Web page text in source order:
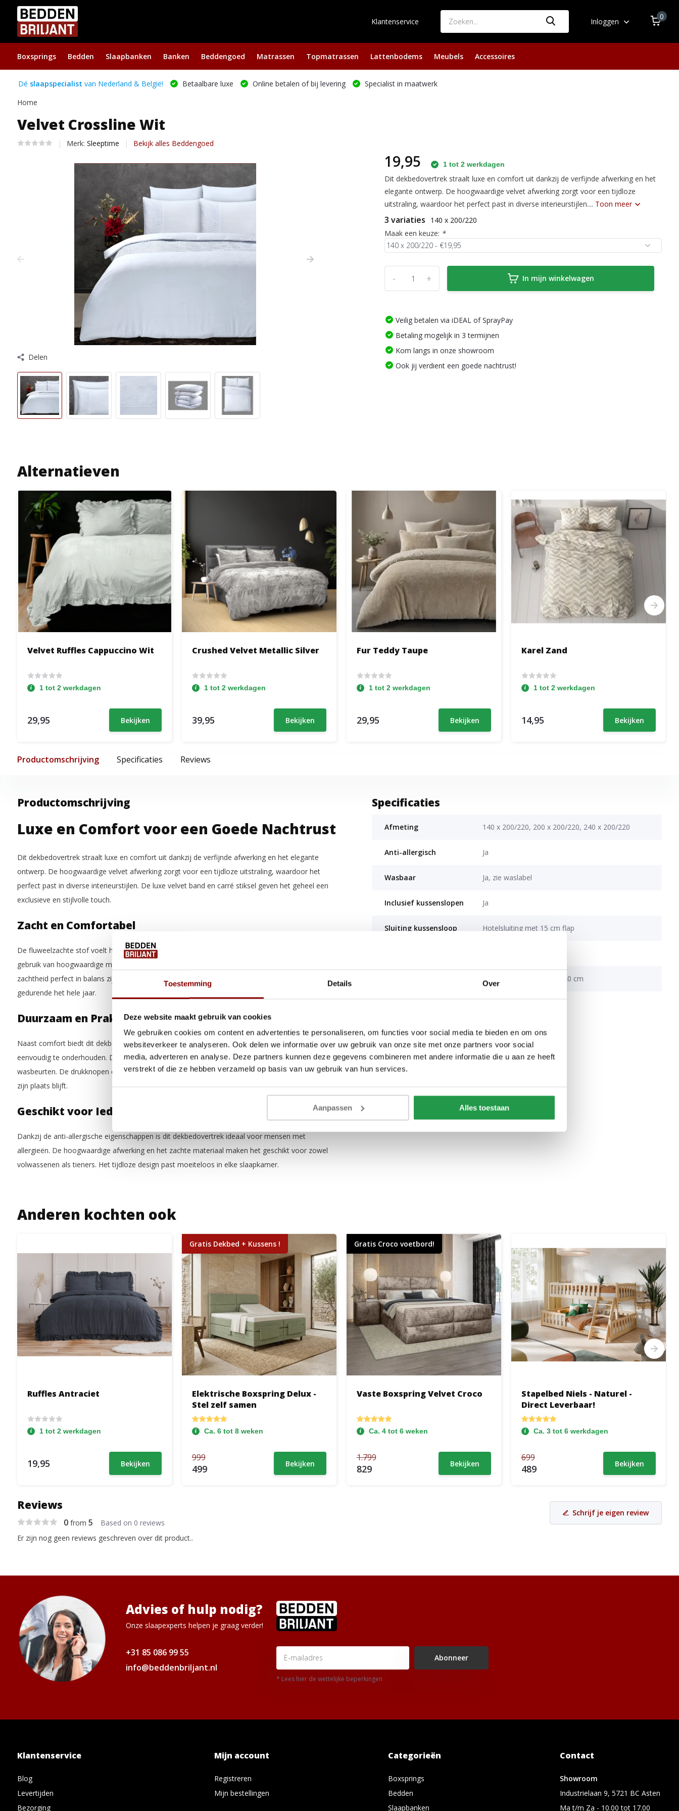
Toestemming Details Over
Deze website maakt gebruik van cookies
We gebruiken cookies om content en advertenties te personaliseren, om functies voor social media te bieden en om ons
websiteverkeer te analyseren. Ook delen we informatie over uw gebruik van onze site met onze partners voor social
media, adverteren en analyse. Deze partners kunnen deze gegevens combineren met andere informatie die u aan ze heeft
verstrekt of die ze hebben verzameld op basis van uw gebruik van hun services.
Aanpassen Alles toestaan
Klantenservice Inloggen
0
Boxsprings Bedden Slaapbanken Banken Beddengoed Matrassen Topmatrassen Lattenbodems Meubels Accessoires
Dé slaapspecialist van Nederland & België! Betaalbare luxe Online betalen of bij levering
Specialist in maatwerk
Home
Velvet Crossline Wit
Merk: Sleeptime Bekijk alles Beddengoed
Delen
19,95 1 tot 2 werkdagen
Dit dekbedovertrek straalt luxe en comfort uit dankzij de verfijnde afwerking en het
elegante ontwerp. De hoogwaardige velvet afwerking zorgt voor een tijdloze
uitstraling, waardoor het perfect past in diverse interieurstijlen.... Toon meer
3 variaties
140 x 200/220
Maak een keuze: *
+
- In mijn winkelwagen
Veilig betalen via iDEAL of SprayPay
Betaling mogelijk in 3 termijnen
Kom langs in onze showroom
Ook jij verdient een goede nachtrust!
Alternatieven
Velvet Ruffles Cappuccino Wit
1 tot 2 werkdagen
29,95 Bekijken
Crushed Velvet Metallic Silver
1 tot 2 werkdagen
39,95 Bekijken
Fur Teddy Taupe
1 tot 2 werkdagen
29,95 Bekijken
Karel Zand
1 tot 2 werkdagen
14,95 Bekijken
Productomschrijving Specificaties Reviews
Productomschrijving
Luxe en Comfort voor een Goede Nachtrust
Dit dekbedovertrek straalt luxe en comfort uit dankzij de verfijnde afwerking en het elegante
ontwerp. De hoogwaardige velvet afwerking zorgt voor een tijdloze uitstraling, waardoor het
perfect past in diverse interieurstijlen. De luxe velvet band en carré stiksel geven het geheel een
exclusieve en stijlvolle touch.
Zacht en Comfortabel
De fluweelzachte stof voelt heerlijk aan op de huid en biedt optimaal slaapcomfort. Dankzij het
gebruik van hoogwaardige materialen ervaar je een aangename nachtrust, waarbij warmte en
zachtheid perfect in balans zijn. De ademende stof draagt bij aan een prettig slaapklimaat
gedurende het hele jaar.
Duurzaam en Praktisch
Naast comfort biedt dit dekbedovertrek ook praktische voordelen. Het is wasbaar op 40 graden en
eenvoudig te onderhouden. De duurzame stof behoudt zijn kwaliteit, zelfs na meerdere
wasbeurten. De drukknopen en hotel sluiting van de kussensloop zorgen ervoor dat alles goed op
zijn plaats blijft.
Geschikt voor Iedereen
Dankzij de anti-allergische eigenschappen is dit dekbedovertrek ideaal voor mensen met
allergieën. De hoogwaardige afwerking en het zachte materiaal maken het geschikt voor zowel
volwassenen als tieners. Het tijdloze design past moeiteloos in elke slaapkamer.
Specificaties
Afmeting 140 x 200/220, 200 x 200/220, 240 x 200/220
Anti-allergisch Ja
Wasbaar Ja, zie waslabel
Inclusief kussenslopen Ja
Sluiting kussensloop Hotelsluiting met 15 cm flap
Over de gehele breedte, 20 cm
Anderen kochten ook
Ruffles Antraciet
1 tot 2 werkdagen
19,95 Bekijken
Gratis Dekbed + Kussens !
Elektrische Boxspring Delux -
Stel zelf samen
Ca. 6 tot 8 weken
999
499 Bekijken
Gratis Croco voetbord!
Vaste Boxspring Velvet Croco
Ca. 4 tot 6 weken
1.799
829 Bekijken
Stapelbed Niels - Naturel -
Direct Leverbaar!
Ca. 3 tot 6 werkdagen
699
489 Bekijken
Reviews
0from 5 Based on 0 reviews
Schrijf je eigen review
Er zijn nog geen reviews geschreven over dit product..
Advies of hulp nodig?
Onze slaapexperts helpen je graag verder!
+31 85 086 99 55
info@beddenbriljant.nl
Abonneer
* Lees hier de wettelijke beperkingen
Klantenservice
Blog
Levertijden
Bezorging
Mijn account
Registreren
Mijn bestellingen
Categorieën
Boxsprings
Bedden
Slaapbanken
Contact
Showroom
Industrielaan 9, 5721 BC Asten
Ma t/m Za - 10.00 tot 17.00